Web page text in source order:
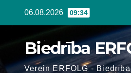
06.08.2026 09:34
Biedrība
Verein ERFOLG -